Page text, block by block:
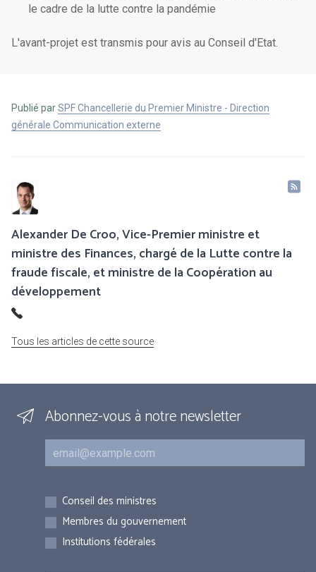
le cadre de la lutte contre la pandémie
L'avant-projet est transmis pour avis au Conseil d'Etat.
Publié parSPF Chancellerie du Premier Ministre - Direction
générale Communication externe
Alexander De Croo, Vice-Premier ministre et
ministre des Finances, chargé de la Lutte contre la
fraude fiscale, et ministre de la Coopération au
développement
Tous les articles de cette source
Abonnez-vous à notre newsletter
Courriel
Inscriptions
Conseil des ministres
Membres du gouvernement
Institutions fédérales